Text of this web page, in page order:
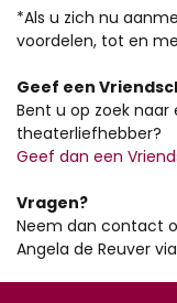
*Als u zich nu
voordelen, tot en
Geef een
Bent u op zoek
theaterliefhebber?
Geef dan een
Vragen?
Neem dan contact
Angela de Reuver via